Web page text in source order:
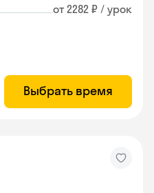
от 2282 ₽ / урок
Выбрать время